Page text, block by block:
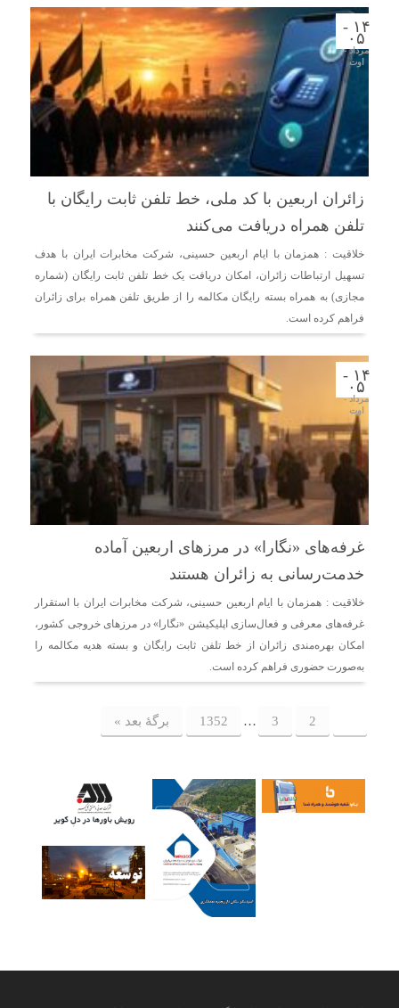
۱۴ -
۰۵
مرداد -
اوت
زائران اربعین با کد ملی، خط تلفن ثابت رایگان با
تلفن همراه دریافت می‌کنند
خلاقیت : همزمان با ایام اربعین حسینی، شرکت مخابرات ایران با هدف
تسهیل ارتباطات زائران، امکان دریافت یک خط تلفن ثابت رایگان (شماره
مجازی) به همراه بسته رایگان مکالمه را از طریق تلفن همراه برای زائران
فراهم کرده است.
۱۴ -
۰۵
مرداد -
اوت
غرفه‌های «نگارا» در مرزهای اربعین آماده
خدمت‌رسانی به زائران هستند
خلاقیت : همزمان با ایام اربعین حسینی، شرکت مخابرات ایران با استقرار
غرفه‌های معرفی و فعال‌سازی اپلیکیشن «نگارا» در مرزهای خروجی کشور،
امکان بهره‌مندی زائران از خط تلفن ثابت رایگان و بسته هدیه مکالمه را
به‌صورت حضوری فراهم کرده است.
2
3
…
1352 برگهٔ بعد »